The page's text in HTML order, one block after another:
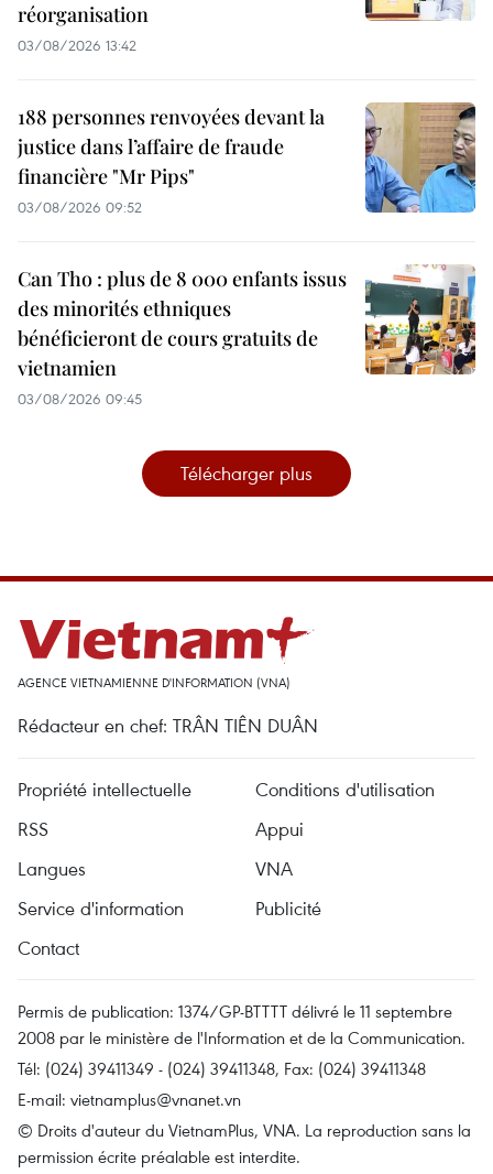
réorganisation
03/08/2026 13:42
188 personnes renvoyées devant la
justice dans l’affaire de fraude
financière "Mr Pips"
03/08/2026 09:52
Can Tho : plus de 8 000 enfants issus
des minorités ethniques
bénéficieront de cours gratuits de
vietnamien
03/08/2026 09:45
Télécharger plus
AGENCE VIETNAMIENNE D'INFORMATION (VNA)
Rédacteur en chef: TRÂN TIÊN DUÂN
Propriété intellectuelle
Conditions d'utilisation
RSS
Appui
Langues
VNA
Service d'information
Publicité
Contact
Permis de publication: 1374/GP-BTTTT délivré le 11 septembre
2008 par le ministère de l'Information et de la Communication.
Tél: (024) 39411349 - (024) 39411348, Fax: (024) 39411348
E-mail: vietnamplus@vnanet.vn
© Droits d'auteur du VietnamPlus, VNA. La reproduction sans la
permission écrite préalable est interdite.